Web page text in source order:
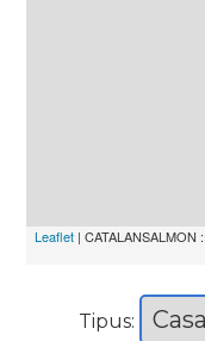
Leaflet| CATALANSALMON
Tipus: